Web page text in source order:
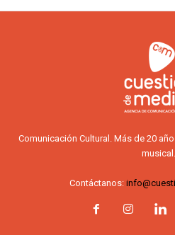
Comunicación Cultural. Más de 20
musical.
Contáctanos: